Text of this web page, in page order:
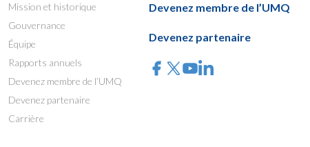
Mission et historique
Gouvernance
Équipe
Rapports annuels
Devenez membre de l’UMQ
Devenez partenaire
Carrière
Devenez membre de l’UMQ
Devenez partenaire